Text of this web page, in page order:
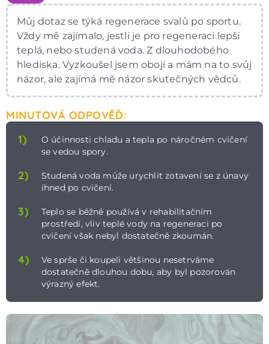
Můj dotaz se týká regenerace svalů po sportu.
Vždy mě zajímalo, jestli je pro regeneraci lepší
teplá, nebo studená voda. Z dlouhodobého
hlediska. Vyzkoušel jsem obojí a mám na to svůj
názor, ale zajímá mě názor skutečných vědců.
MINUTOVÁ ODPOVĚĎ:
1)
O účinnosti chladu a tepla po náročném cvičení
se vedou spory.
2)
Studená voda může urychlit zotavení se z únavy
ihned po cvičení.
3)
Teplo se běžně používá v rehabilitačním
prostředí, vliv teplé vody na regeneraci po
cvičení však nebyl dostatečně zkoumán.
4)
Ve sprše či koupeli většinou nesetrváme
dostatečně dlouhou dobu, aby byl pozorován
výrazný efekt.